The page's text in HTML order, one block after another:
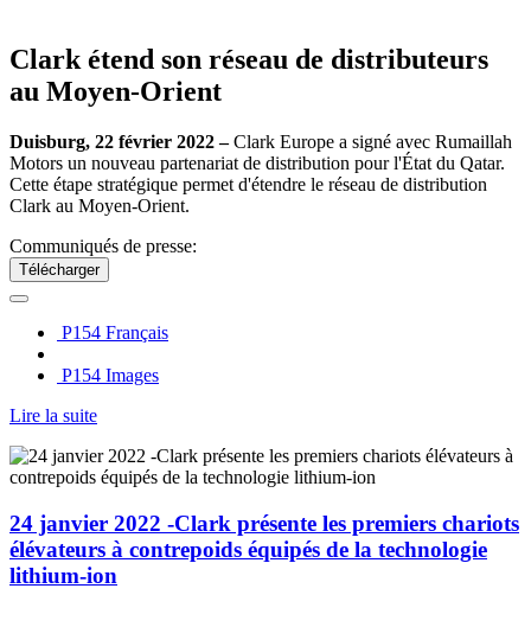
Clark étend son réseau de distributeurs
au Moyen-Orient
Duisburg, 22 février 2022–Clark Europe a signé avec Rumaillah
Motors un nouveau partenariat de distribution pour l'État du Qatar.
Cette étape stratégique permet d'étendre le réseau de distribution
Clark au Moyen-Orient.
Communiqués de presse:
Télécharger
P154 Français
P154 Images
Lire la suite
24 janvier 2022 -Clark présente les premiers chariots
élévateurs à contrepoids équipés de la technologie
lithium-ion